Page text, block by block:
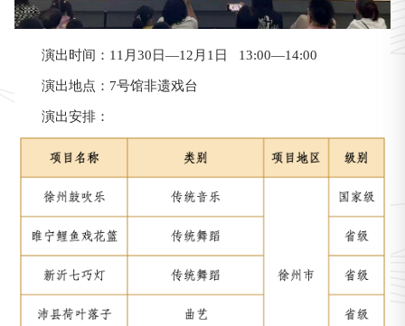
演出时间：11月30日—12月1日 13:00—14:00
演出地点：7号馆非遗戏台
演出安排：